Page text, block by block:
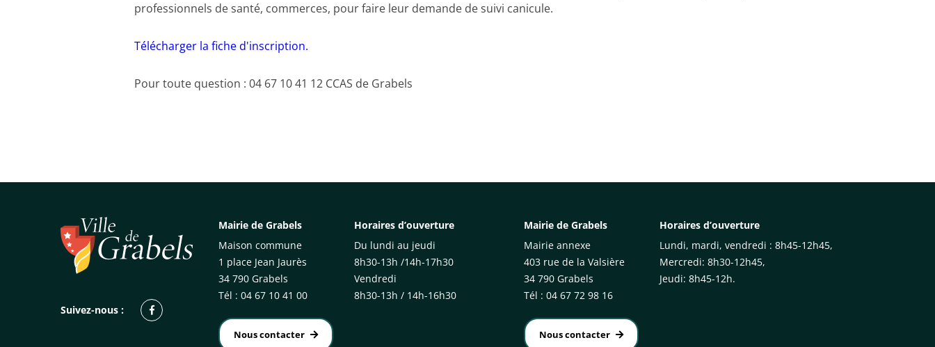
professionnels de santé, commerces, pour faire leur demande de suivi canicule.
Télécharger la fiche d'inscription.
Pour toute question : 04 67 10 41 12 CCAS de Grabels
Suivez-nous : Facebook
Mairie de Grabels
Maison commune
1 place Jean Jaurès
34 790 Grabels
Tél : 04 67 10 41 00
Nous contacter
Horaires d’ouverture
Du lundi au jeudi
8h30-13h /14h-17h30
Vendredi
8h30-13h / 14h-16h30
Mairie de Grabels
Mairie annexe
403 rue de la Valsière
34 790 Grabels
Tél : 04 67 72 98 16
Nous contacter
Horaires d’ouverture
Lundi, mardi, vendredi : 8h45-12h45,
Mercredi: 8h30-12h45,
Jeudi: 8h45-12h.